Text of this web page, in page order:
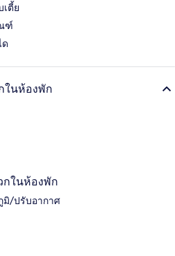
ตี้ย
ฑ์
ในห้องพัก
กในห้องพัก
มิ/ปรับอากาศ